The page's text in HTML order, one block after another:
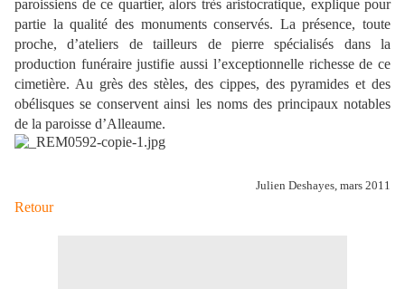
paroissiens de ce quartier, alors très aristocratique, explique pour
partie la qualité des monuments conservés. La présence, toute
proche, d’ateliers de tailleurs de pierre spécialisés dans la
production funéraire justifie aussi l’exceptionnelle richesse de ce
cimetière. Au grès des stèles, des cippes, des pyramides et des
obélisques se conservent ainsi les noms des principaux notables
de la paroisse d’Alleaume.
Julien Deshayes, mars 2011
Retour